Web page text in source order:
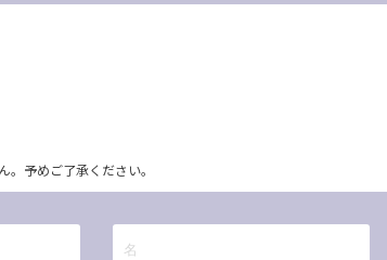
予めご了承ください。